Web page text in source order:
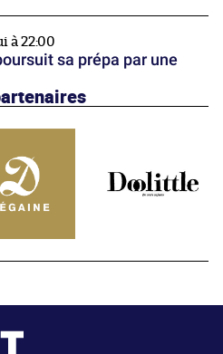
à 22:00
sa prépa par une